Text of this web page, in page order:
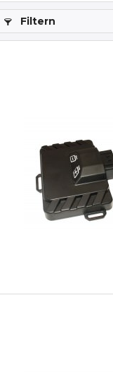
Filtern